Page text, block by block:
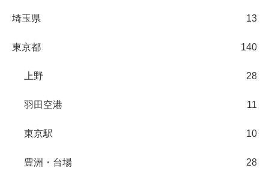
埼玉県 13
東京都 140
上野 28
羽田空港 11
東京駅 10
豊洲・台場 28